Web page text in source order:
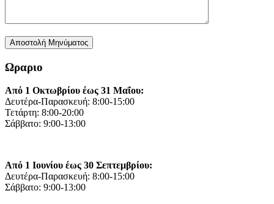
Ωραριο
Από 1 Οκτωβρίου έως 31 Μαΐου:
Δευτέρα-Παρασκευή: 8:00-15:00
Τετάρτη: 8:00-20:00
Σάββατο: 9:00-13:00
Από 1 Ιουνίου έως 30 Σεπτεμβρίου:
Δευτέρα-Παρασκευή: 8:00-15:00
Σάββατο: 9:00-13:00